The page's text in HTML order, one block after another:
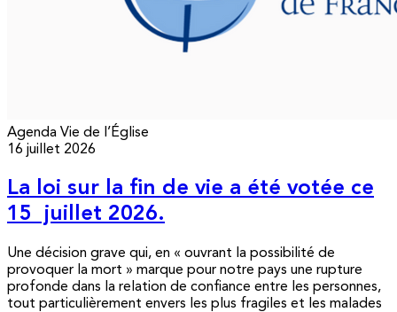
Agenda Vie de l’Église
16 juillet 2026
La loi sur la fin de vie a été votée ce
15 juillet 2026.
Une décision grave qui, en « ouvrant la possibilité de
provoquer la mort » marque pour notre pays une rupture
profonde dans la relation de confiance entre les personnes,
tout particulièrement envers les plus fragiles et les malades